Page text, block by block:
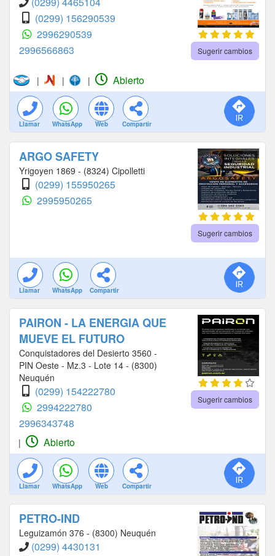
(0299) 156290539
2996290539
2996566863
Sugerir cambios
| | | Abierto
Llamar WhatsApp Web Compartir
ARGO SAFETY
Yrigoyen 1869 - (8324) Cipolletti
(0299) 155950265
2995950265
Sugerir cambios
Llamar WhatsApp Compartir
PAIRON - LA ENERGIA QUE
MUEVE EL FUTURO
Conquistadores del Desierto 3560 -
PIN Oeste - Mz.3 - Lote 14 - (8300)
Neuquén
(0299) 154222780
2994222780
2996343748
Sugerir cambios
| Abierto
Llamar WhatsApp Web Compartir
PETRO-IND
Leguizamón 376 - (8300) Neuquén
(0299) 4430131